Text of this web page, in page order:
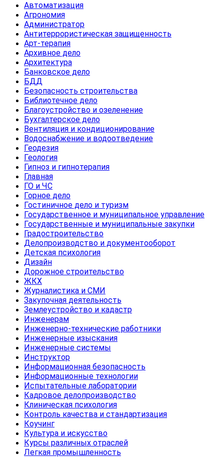
Автоматизация
Агрономия
Администратор
Антитеррористическая защищенность
Арт-терапия
Архивное дело
Архитектура
Банковское дело
БДД
Безопасность строительства
Библиотечное дело
Благоустройство и озеленение
Бухгалтерское дело
Вентиляция и кондиционирование
Водоснабжение и водоотведение
Геодезия
Геология
Гипноз и гипнотерапия
Главная
ГО и ЧС
Горное дело
Гостиничное дело и туризм
Государственное и муниципальное управление
Государственные и муниципальные закупки
Градостроительство
Делопроизводство и документооборот
Детская психология
Дизайн
Дорожное строительство
ЖКХ
Журналистика и СМИ
Закупочная деятельность
Землеустройство и кадастр
Инженерам
Инженерно-технические работники
Инженерные изыскания
Инженерные системы
Инструктор
Информационная безопасность
Информационные технологии
Испытательные лаборатории
Кадровое делопроизводство
Клиническая психология
Контроль качества и стандартизация
Коучинг
Культура и искусство
Курсы различных отраслей
Легкая промышленность